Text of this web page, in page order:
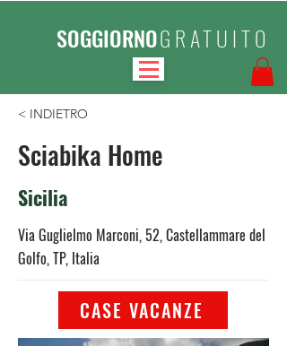
SOGGIORNOGRATUITO
< INDIETRO
Sciabika Home
Sicilia
Via Guglielmo Marconi, 52, Castellammare del
Golfo, TP, Italia
CASE VACANZE